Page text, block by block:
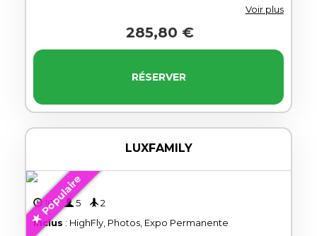
Voir plus
285,80 €
RÉSERVER
LUXFAMILY
Populaire
10' 5
2
Inclus : HighFly, Photos, Expo Permanente